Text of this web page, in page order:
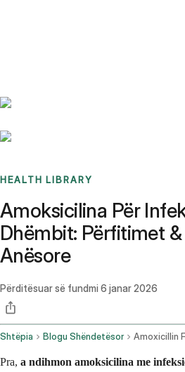
HEALTH LIBRARY
Amoksicilina Për
Dhëmbit: Përfitimet
Anësore
Përditësuar së fundmi 6 janar 2026
Shtëpia Blogu Shëndetësor Amoxicillin
Pra, a ndihmon amoksicilina me